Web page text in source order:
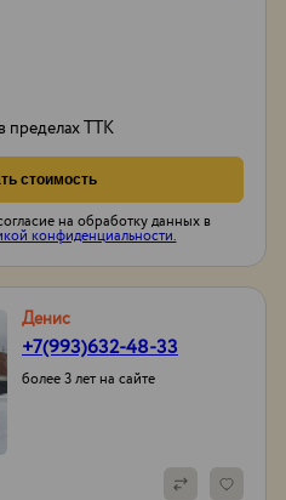
пределах ТТК
стоимость
на обработку данных в
конфиденциальности.
Денис
+7(993)632-48-33
более 3 лет на сайте